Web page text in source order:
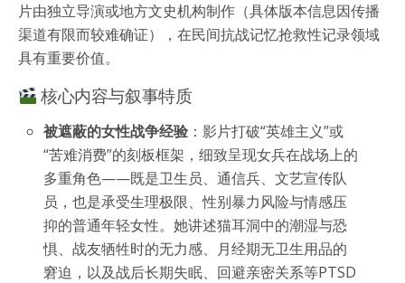
片由独立导演或地方文史机构制作（具体版本信息因传播
渠道有限而较难确证），在民间抗战记忆抢救性记录领域
具有重要价值。
核心内容与叙事特质
被遮蔽的女性战争经验 ：影片打破“英雄主义”或
“苦难消费”的刻板框架，细致呈现女兵在战场上的
多重角色——既是卫生员、通信兵、文艺宣传队
员，也是承受生理极限、性别暴力风险与情感压
抑的普通年轻女性。她讲述猫耳洞中的潮湿与恐
惧、战友牺牲时的无力感、月经期无卫生用品的
窘迫，以及战后长期失眠、回避亲密关系等PTSD